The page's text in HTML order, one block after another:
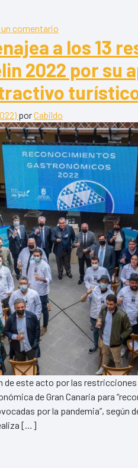
un comentario
a los 13
2022 por su
porCabildo
de este acto por las
de Gran Canaria para
por la pandemia”, según
[…]
homenajea a los 13